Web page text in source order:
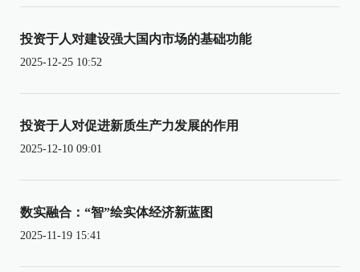
投资于人对建设强大国内市场的基础功能
2025-12-25 10:52
投资于人对促进新质生产力发展的作用
2025-12-10 09:01
数实融合：“智”绘实体经济新蓝图
2025-11-19 15:41